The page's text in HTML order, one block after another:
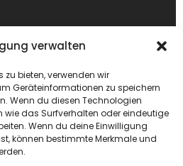
verwalten
zu bieten, verwenden wir
Geräteinformationen zu speichern
Wenn du diesen Technologien
wie das Surfverhalten oder eindeutige
Wenn du deine Einwilligung
können bestimmte Merkmale und